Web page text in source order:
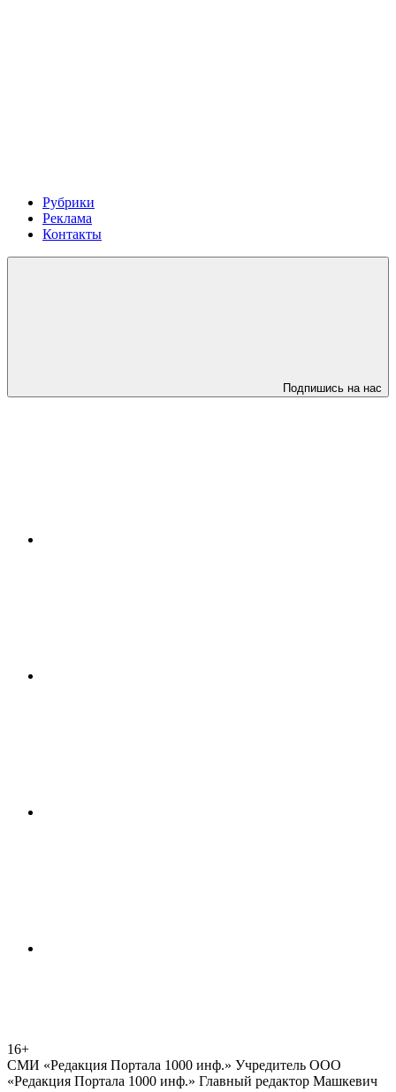
Рубрики
Реклама
Контакты
Подпишись на нас
16+
СМИ «Редакция Портала 1000 инф.» Учредитель ООО
«Редакция Портала 1000 инф.» Главный редактор Машкевич